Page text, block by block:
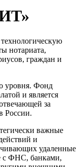
нотариата,
граждан и
уровня. Фонд
и является
за
России.
важные
и
удаленные
с ФНС, банками,